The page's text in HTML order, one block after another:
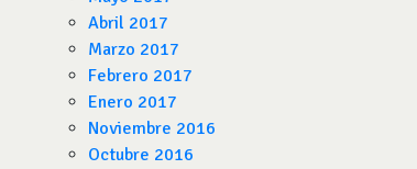
Abril 2017
Marzo 2017
Febrero 2017
Enero 2017
Noviembre 2016
Octubre 2016